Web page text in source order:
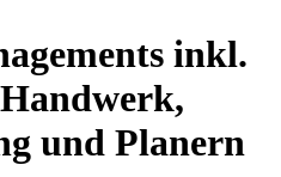
inkl.
und Planern